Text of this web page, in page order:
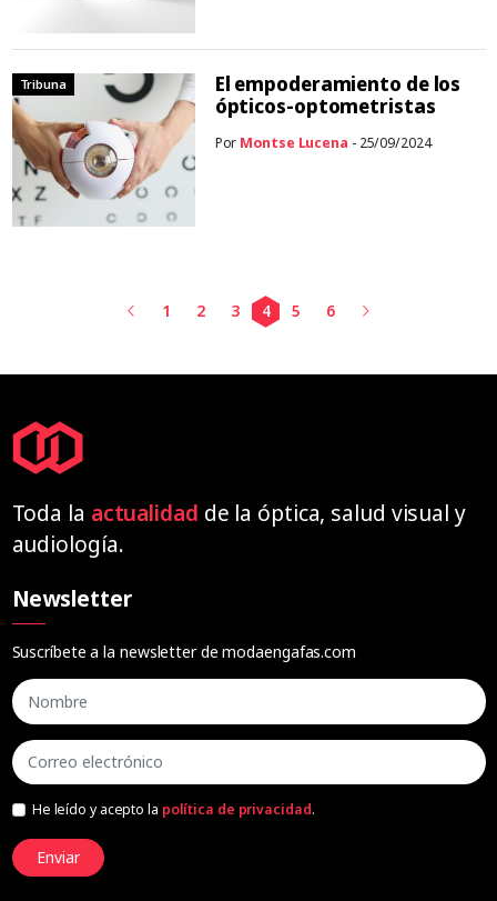
Tribuna
El empoderamiento de los
ópticos-optometristas
Por Montse Lucena - 25/09/2024
1 2 3 4 5 6
Toda la actualidad de la óptica, salud visual y
audiología.
Newsletter
Suscríbete a la newsletter de modaengafas.com
He leído y acepto la política de privacidad.
Enviar